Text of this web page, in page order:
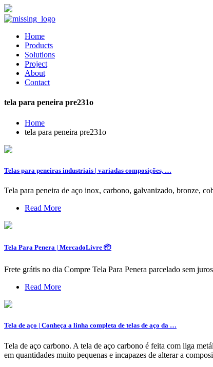
Home
Products
Solutions
Project
About
Contact
tela para peneira pre231o
Home
tela para peneira pre231o
Telas para peneiras industriais | variadas composições, …
Tela para peneira de aço inox, carbono, galvanizado, bronze,
Read More
Tela Para Penera | MercadoLivre 📦
Frete grátis no dia Compre Tela Para Penera parcelado sem
Read More
Tela de aço | Conheça a linha completa de telas de aço da …
Tela de aço carbono. A tela de aço carbono é feita com liga
em quantidades muito pequenas e incapazes de alterar a